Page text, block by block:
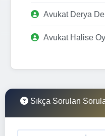
Avukat Derya
Avukat Halise
Sıkça Sorulan